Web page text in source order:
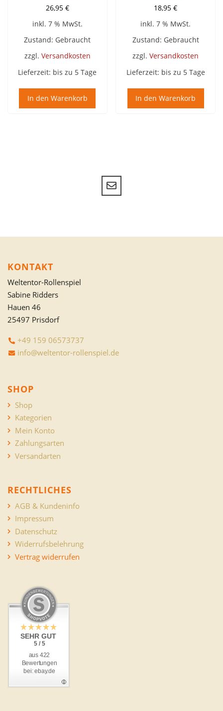
26,95 €
inkl. 7 % MwSt.
Zustand: Gebraucht
zzgl. Versandkosten
Lieferzeit: bis zu 5 Tage
In den Warenkorb
18,95€
inkl. 7 % MwSt.
Zustand: Gebraucht
zzgl.Versandkosten
Lieferzeit: bis zu 5 Tage
In den Warenkorb
KONTAKT
Weltentor-Rollenspiel
Sabine Ridders
Hauen 46
25497 Prisdorf
+49 159 06573737
info@weltentor-rollenspiel.de
SHOP
Shop
Kategorien
Mein Konto
Zahlungsarten
Versandarten
RECHTLICHES
AGB & Kundeninfo
Impressum
Datenschutz
Widerrufsbelehrung
Vertrag widerrufen
SEHR GUT
5 / 5
aus 422
Bewertungen
bei: ebay.de